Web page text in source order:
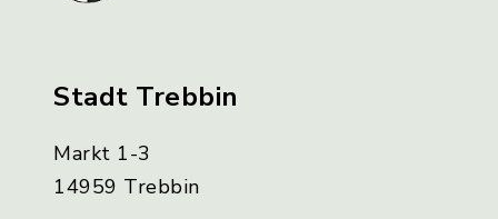
Stadt Trebbin
Markt 1-3
14959 Trebbin